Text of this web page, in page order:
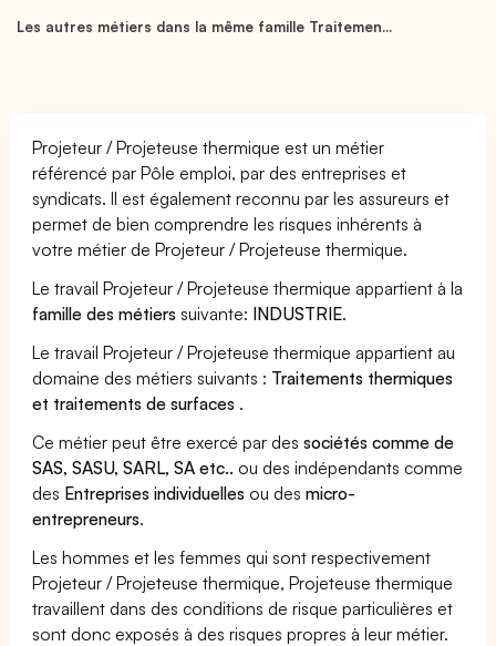
Les autres métiers dans la même famille Traitemen...
Projeteur / Projeteuse thermique est un métier
référencé par Pôle emploi, par des entreprises et
syndicats. Il est également reconnu par les assureurs et
permet de bien comprendre les risques inhérents à
votre métier de Projeteur / Projeteuse thermique.
Le travail Projeteur / Projeteuse thermique appartient à la
famille des métiers suivante: INDUSTRIE.
Le travail Projeteur / Projeteuse thermique appartient au
domaine des métiers suivants : Traitements thermiques
et traitements de surfaces .
Ce métier peut être exercé par dessociétés comme de
SAS, SASU, SARL, SA etc.. ou des indépendants comme
des Entreprises individuelles ou desmicro-
entrepreneurs.
Les hommes et les femmes qui sont respectivement
Projeteur / Projeteuse thermique, Projeteuse thermique
travaillent dans des conditions de risque particulières et
sont donc exposés à des risques propres à leur métier.